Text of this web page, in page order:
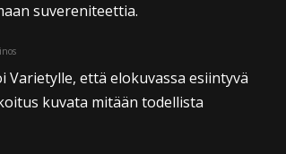
suvereniteettia.
että elokuvassa esiintyvä
kuvata mitään todellista